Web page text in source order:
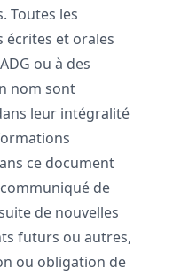
Toutes les
et orales
ou à des
nom sont
leur intégralité
ce document
de
de nouvelles
futurs ou autres,
ou obligation de